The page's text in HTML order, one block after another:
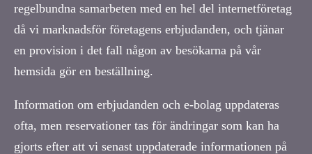
regelbundna samarbeten med en hel del internetföretag
då vi marknadsför företagens erbjudanden, och tjänar
en provision i det fall någon av besökarna på vår
hemsida gör en beställning.
Information om erbjudanden och e-bolag uppdateras
ofta, men reservationer tas för ändringar som kan ha
gjorts efter att vi senast uppdaterade informationen på